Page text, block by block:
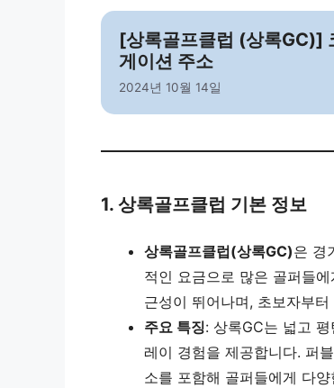
[상록골프클럽 (상록GC)]
게이션 주소
2024년 10월 14일
1. 상록골프클럽 기본 정보
상록골프클럽(상록GC)은 경
적인 요금으로 많은 골퍼들
근성이 뛰어나며, 초보자부
주요 특징: 상록GC는 넓고
레이 경험을 제공합니다. 퍼
소를 포함해 골퍼들에게 다